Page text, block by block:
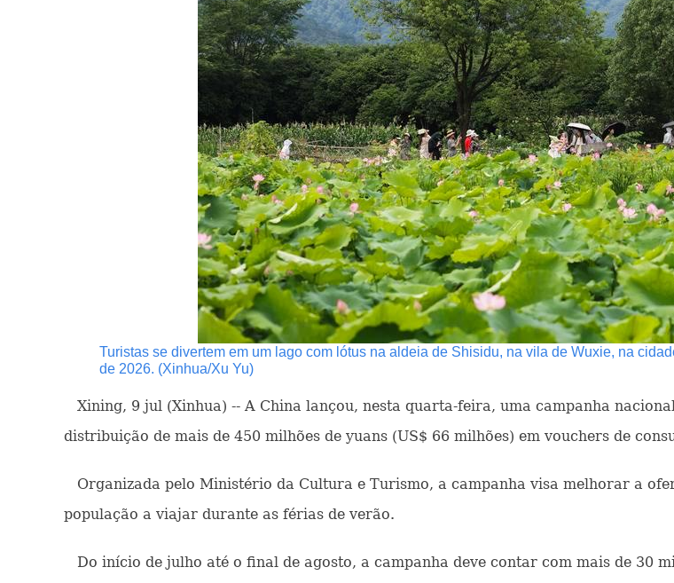
Turistas se divertem em um lago com lótus na aldeia de Shisidu, na vila de Wuxie, na
de 2026. (Xinhua/Xu Yu)
Xining, 9 jul (Xinhua) -- A China lançou, nesta quarta-feira, uma campanha
distribuição de mais de 450 milhões de yuans (US$ 66 milhões) em vouchers de
Organizada pelo Ministério da Cultura e Turismo, a campanha visa melhorar a
população a viajar durante as férias de verão.
Do início de julho até o final de agosto, a campanha deve contar com mais de 30